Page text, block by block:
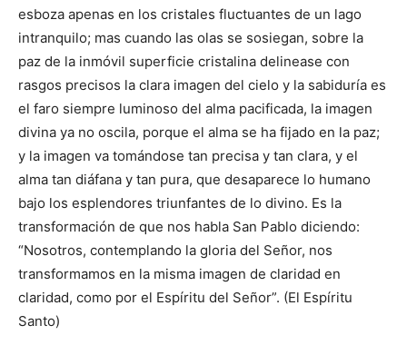
esboza apenas en los cristales fluctuantes de un lago
intranquilo; mas cuando las olas se sosiegan, sobre la
paz de la inmóvil superficie cristalina delinease con
rasgos precisos la clara imagen del cielo y la sabiduría es
el faro siempre luminoso del alma pacificada, la imagen
divina ya no oscila, porque el alma se ha fijado en la paz;
y la imagen va tomándose tan precisa y tan clara, y el
alma tan diáfana y tan pura, que desaparece lo humano
bajo los esplendores triunfantes de lo divino. Es la
transformación de que nos habla San Pablo diciendo:
“Nosotros, contemplando la gloria del Señor, nos
transformamos en la misma imagen de claridad en
claridad, como por el Espíritu del Señor”. (El Espíritu
Santo)